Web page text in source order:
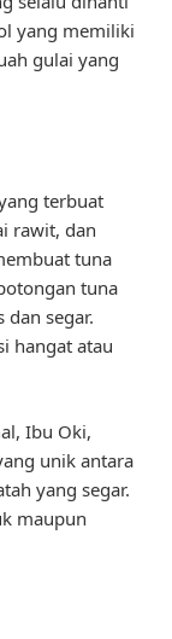
yang memiliki
gulai yang
terbuat
rawit, dan
tuna
tuna
dan segar.
hangat atau
Ibu Oki,
unik antara
yang segar.
maupun